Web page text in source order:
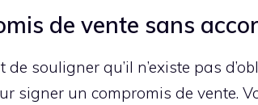
de vente sans
souligner qu’il n’existe pas
signer un compromis de vente.